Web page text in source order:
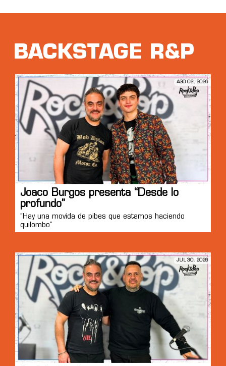
BACKSTAGE R&P
AGO 02, 2026
Joaco Burgos presenta “Desde lo
profundo”
“Hay una movida de pibes que estamos haciendo
quilombo”
JUL 30, 2026